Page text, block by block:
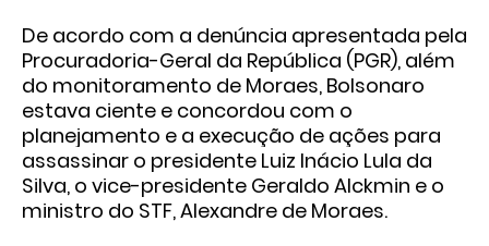
De acordo com a denúncia apresentada pela
Procuradoria-Geral da República (PGR), além
do monitoramento de Moraes, Bolsonaro
estava ciente e concordou com o
planejamento e a execução de ações para
assassinar o presidente Luiz Inácio Lula da
Silva, o vice-presidente Geraldo Alckmin e o
ministro do STF, Alexandre de Moraes.